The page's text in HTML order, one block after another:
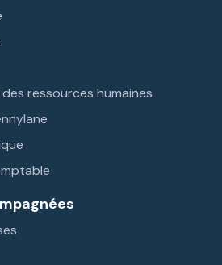
ressources humaines